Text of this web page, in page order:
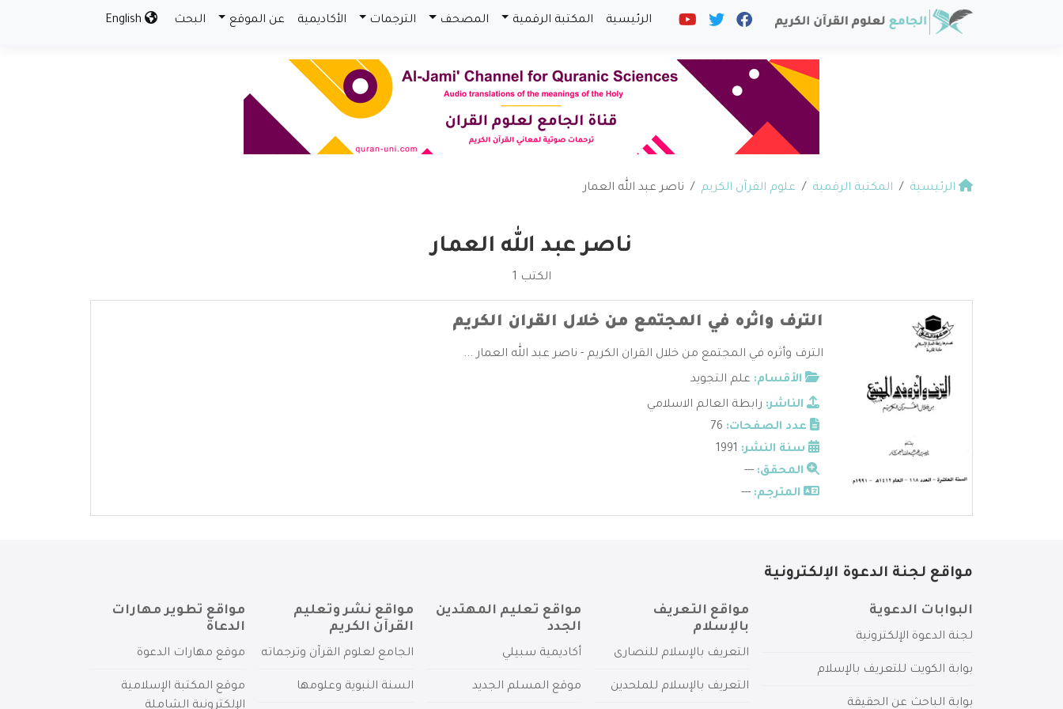
الرئيسية المكتبة الرقمية المصحف الترجمات الأكاديمية عن الموقع البحث
الرئيسية المكتبة الرقمية علوم القرآن الكريم ناصر عبد الله العمار
ناصر عبد الله العمار
الكتب 1
الترف واثره في المجتمع من خلال القران الكريم
الترف وأثره في المجتمع من خلال القران الكريم - ناصر عبد الله العمار ...
الأقسام: علم التجويد
الناشر: رابطة العالم الاسلامي
عدد الصفحات:
سنة النشر:
المحقق: ---
المترجم: ---
مواقع لجنة الدعوة الإلكترونية
البوابات الدعوية
لجنة الدعوة الإلكترونية
بوابة الكويت للتعريف بالإسلام
بوابة الباحث عن الحقيقة
مواقع التعريف
بالإسلام
التعريف بالإسلام للنصارى
التعريف بالإسلام للملحدين
مواقع تعليم المهتدين
الجدد
أكاديمية سبيلي
موقع المسلم الجديد
مواقع نشر وتعليم
القرآن الكريم
الجامع لعلوم القرآن وترجماته
السنة النبوية وعلومها
مواقع تطوير مهارات
الدعاة
موقع مهارات الدعوة
موقع المكتبة الإسلامية
الإلكترونية الشاملة